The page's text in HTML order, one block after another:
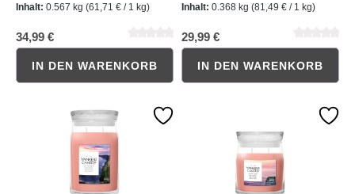
Inhalt: 0.567 kg (61,71 € / 1 kg)
34,99 €
IN DEN WARENKORB
Inhalt: 0.368 kg (81,49 € / 1 kg)
29,99 €
IN DEN WARENKORB